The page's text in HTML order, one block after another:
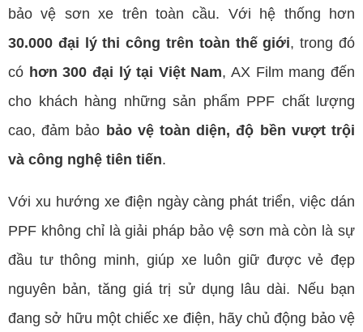
bảo vệ sơn xe trên toàn cầu. Với hệ thống hơn
30.000 đại lý thi công trên toàn thế giới, trong đó
có hơn 300 đại lý tại Việt Nam, AX Film mang đến
cho khách hàng những sản phẩm PPF chất lượng
cao, đảm bảo bảo vệ toàn diện, độ bền vượt trội
và công nghệ tiên tiến.
Với xu hướng xe điện ngày càng phát triển, việc dán
PPF không chỉ là giải pháp bảo vệ sơn mà còn là sự
đầu tư thông minh, giúp xe luôn giữ được vẻ đẹp
nguyên bản, tăng giá trị sử dụng lâu dài. Nếu bạn
đang sở hữu một chiếc xe điện, hãy chủ động bảo vệ